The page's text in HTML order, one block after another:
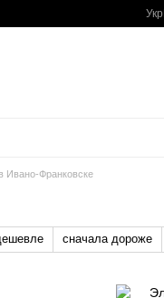
Укр
Ивано-Франковске
сначала дороже